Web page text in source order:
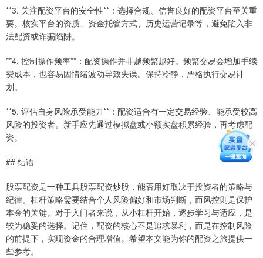
**3. 关注配资平台的安全性**：选择合规、信誉良好的配资平台至关重
要。核实平台的资质、资金托管方式、历史运营记录等，避免陷入非
法配资或诈骗陷阱。
**4. 控制操作频率**：配资操作并非越频繁越好。频繁交易会增加手续
费成本，也容易因情绪波动导致失误。保持冷静，严格执行交易计
划。
**5. 评估自身风险承受能力**：配资适合有一定交易经验、能承受较高
风险的投资者。新手应先通过模拟盘或小额实盘积累经验，再考虑配
资。
## 结语
股票配资是一种工具股票配资炒股，能否用好取决于投资者的策略与
纪律。杠杆策略需要结合个人风险偏好和市场判断，而风控则是保护
本金的关键。对于入门者来说，从小杠杆开始，逐步学习与适应，是
较为稳妥的选择。记住，配资的核心不是追求暴利，而是在控制风险
的前提下，实现资金的合理增值。希望本文能为你的配资之旅提供一
些参考。